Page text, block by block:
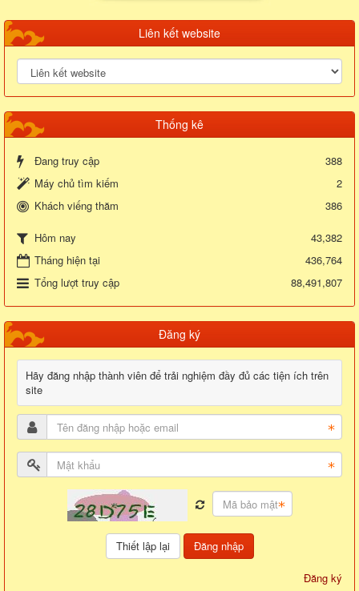
Liên kết website
Thống kê
Đang truy cập
388
Máy chủ tìm kiếm
2
Khách viếng thăm
386
Hôm nay
43,382
Tháng hiện tại
436,764
Tổng lượt truy cập
88,491,807
Đăng ký
Hãy đăng nhập thành viên để trải nghiệm đầy đủ các tiện ích trên
site
Đăng nhập
Đăng ký